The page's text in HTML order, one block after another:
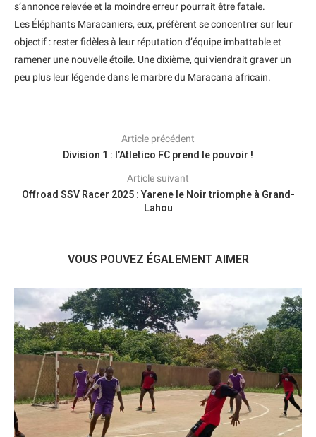
s’annonce relevée et la moindre erreur pourrait être fatale.
Les Éléphants Maracaniers, eux, préfèrent se concentrer sur leur
objectif : rester fidèles à leur réputation d’équipe imbattable et
ramener une nouvelle étoile. Une dixième, qui viendrait graver un
peu plus leur légende dans le marbre du Maracana africain.
Article précédent
Division 1 : l’Atletico FC prend le pouvoir !
Article suivant
Offroad SSV Racer 2025 : Yarene le Noir triomphe à Grand-
Lahou
VOUS POUVEZ ÉGALEMENT AIMER